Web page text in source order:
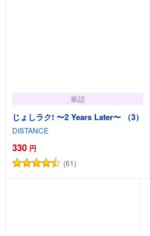
単話
じょしラク! 〜2 Years Later〜 （3）
DISTANCE
330 円
(61)
カートに追加